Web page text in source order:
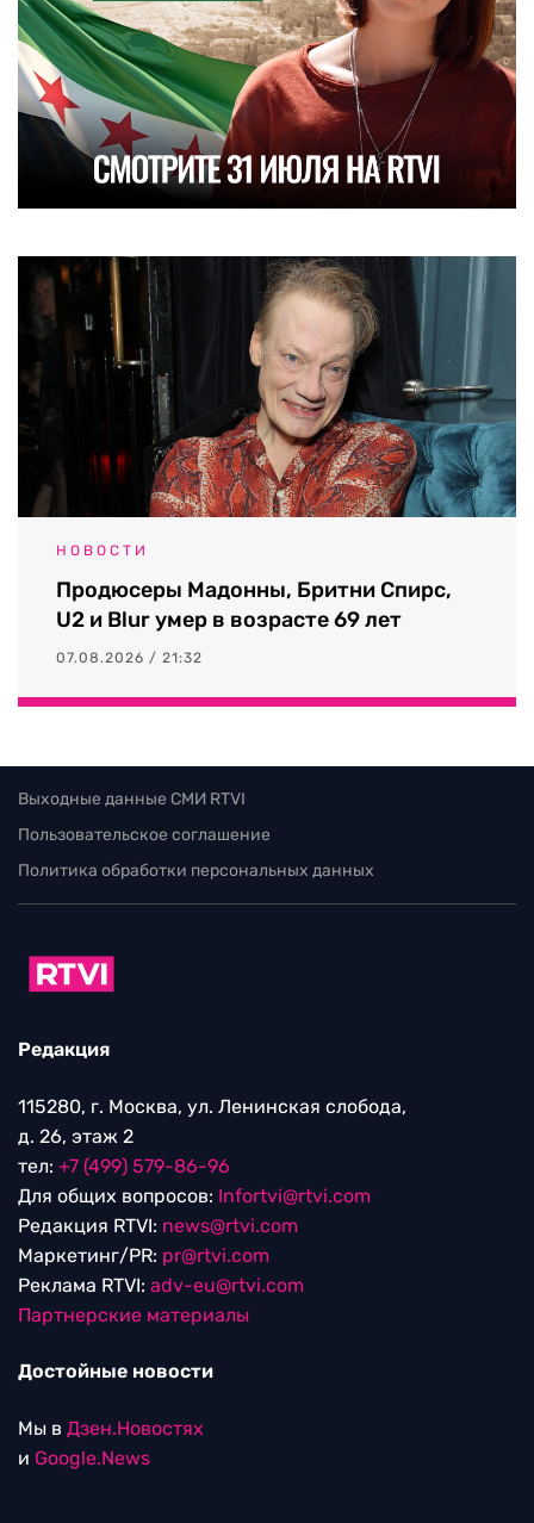
НОВОСТИ
Продюсеры Мадонны, Бритни Спирс,
U2 и Blur умер в возрасте 69 лет
07.08.2026 / 21:32
Выходные данные СМИ RTVI
Пользовательское соглашение
Политика обработки персональных данных
Редакция
115280, г. Москва, ул. Ленинская слобода,
д. 26, этаж 2
тел: +7 (499) 579-86-96
Для общих вопросов: Infortvi@rtvi.com
Редакция RTVI: news@rtvi.com
Маркетинг/PR: pr@rtvi.com
Реклама RTVI: adv-eu@rtvi.com
Партнерские материалы
Достойные новости
Мы в Дзен.Новостях
и Google.News